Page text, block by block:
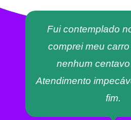
Fui contemplado
comprei meu
nenhum
Atendimento
fim.